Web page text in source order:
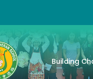
Building